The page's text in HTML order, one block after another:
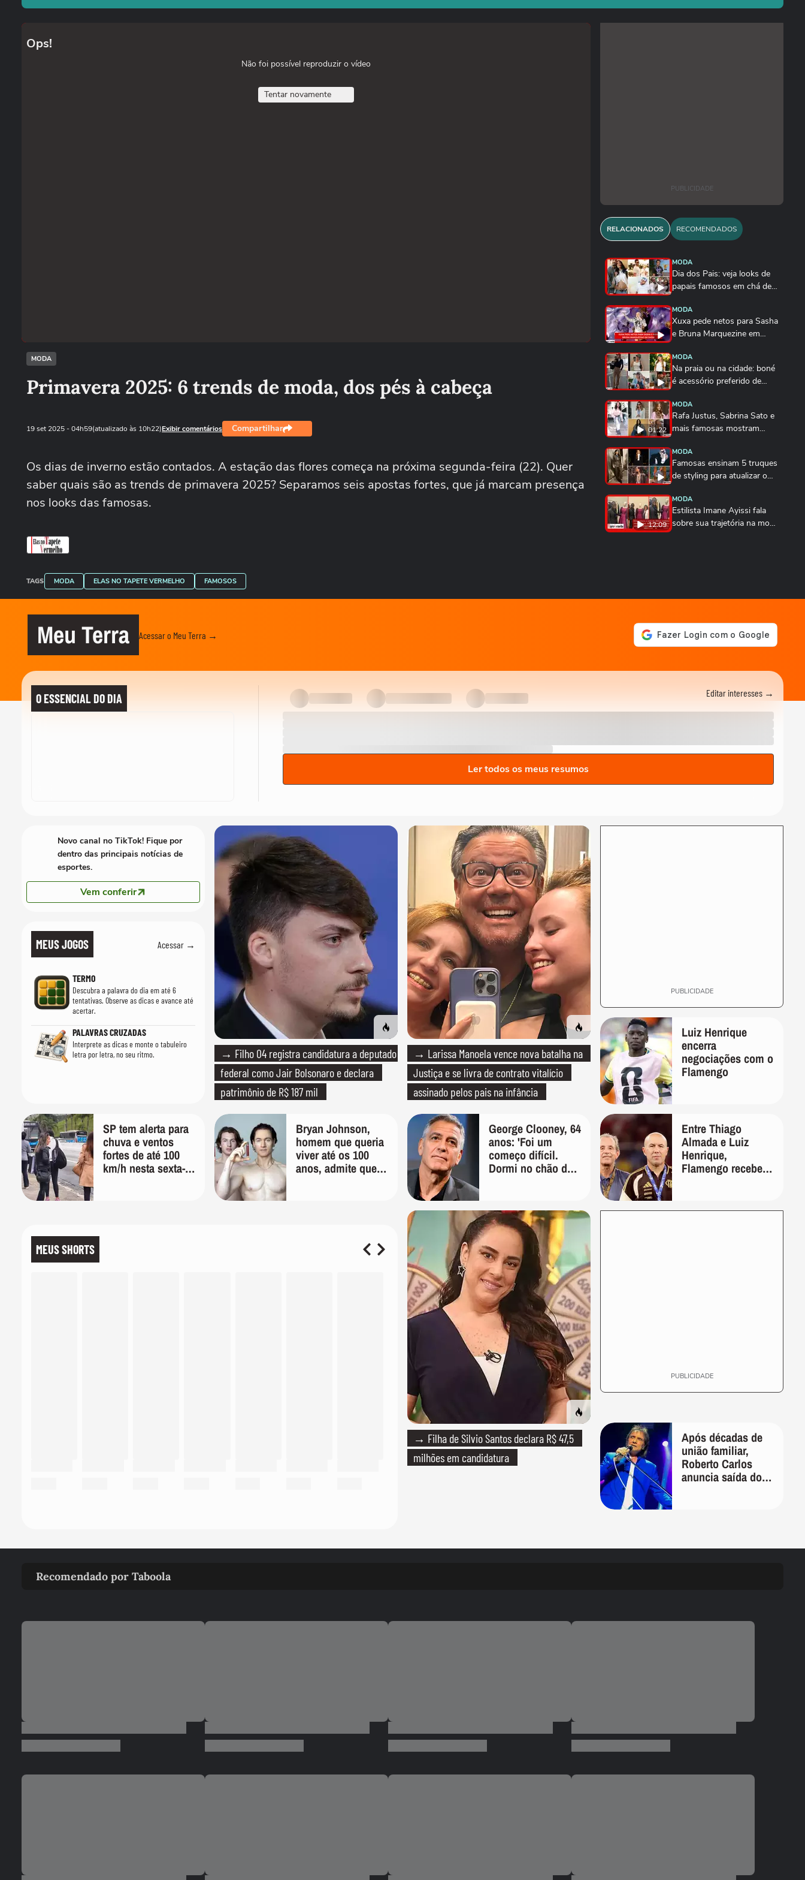
Ops!
Não foi possível reproduzir o vídeo
Tentar novamente
MODA
Primavera 2025: 6 trends de moda, dos pés à cabeça
19 set 2025- 04h59(atualizado às 10h22)Exibir comentários Compartilhar
Os dias de inverno estão contados. A estação das flores começa na próxima segunda-feira (22). Quer
saber quais são as trends de primavera 2025? Separamos seis apostas fortes, que já marcam presença
nos looks das famosas.
TAGS MODA ELAS NO TAPETE VERMELHO FAMOSOS
PUBLICIDADE
RELACIONADOS RECOMENDADOS
MODA
Dia dos Pais: veja looks de
papais famosos em chá de
MODA
Xuxa pede netos para Sasha
e Bruna Marquezine em
MODA
Na praia ou na cidade: boné
é acessório preferido de
01:22
MODA
Rafa Justus, Sabrina Sato e
mais famosas mostram
MODA
Famosas ensinam 5 truques
de styling para atualizar o
12:09
MODA
Estilista Imane Ayissi fala
sobre sua trajetória na moda
neste inverno
De madrinha de casamento
a brasilcore, marrom
Marina Ruy Barbosa,
MODA
Meu Terra Acessar o Meu Terra →
O ESSENCIAL DO DIA Editar interesses →
Ler todos os meus resumos
MEUS JOGOS Acessar →
TERMO
Descubra a palavra do dia em até 6
tentativas. Observe as dicas e avance até
acertar.
PALAVRAS CRUZADAS
Interprete as dicas e monte o tabuleiro
letra por letra, no seu ritmo.
→ Filho 04 registra candidatura a deputado
federal como Jair Bolsonaro e declara
patrimônio de R$ 187 mil
→ Larissa Manoela vence nova batalha na
Justiça e se livra de contrato vitalício
assinado pelos pais na infância
PUBLICIDADE
→ Filha de Silvio Santos declara R$ 47,5
milhões em candidatura
Luiz Henrique
encerra
negociações com o
Flamengo
SP tem alerta para
chuva e ventos
fortes de até 100
km/h nesta sexta-
Bryan Johnson,
homem que queria
viver até os 100
anos, admite que
George Clooney, 64
anos: 'Foi um
começo difícil.
Dormi no chão de
durante cinco
anos, fui de
bicicleta aos testes
de elenco'
Entre Thiago
Almada e Luiz
Henrique,
Flamengo recebeu
MEUS SHORTS
PUBLICIDADE
Novo canal no TikTok! Fique por
dentro das principais notícias de
esportes.
Vem conferir
Após décadas de
união familiar,
Roberto Carlos
anuncia saída do
Recomendado por Taboola